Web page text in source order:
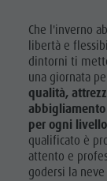
Che l'inverno
libertà e
dintorni ti
una giornata
qualità,
abbigliamento
per ogni
qualificato è
attento e
godersi la